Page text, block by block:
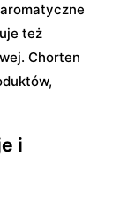
też
Chorten
i